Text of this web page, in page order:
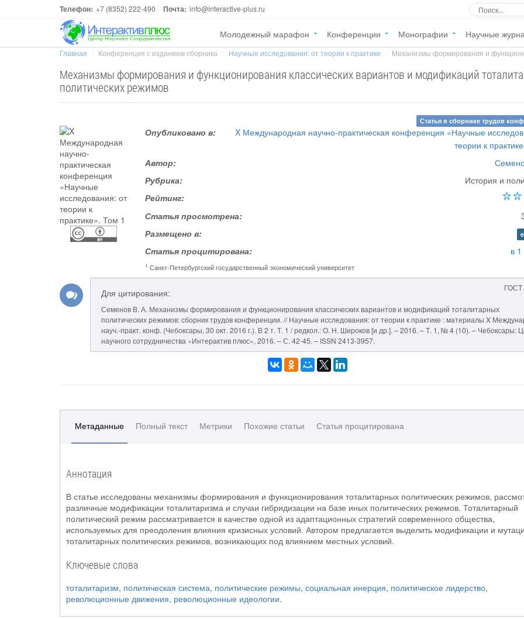
Телефон: +7 (8352) 222-490 Почта: info@interactive-plus.ru
Молодежный марафон Конференции Монографии Научные
Главная Конференция с изданием сборника Научные исследования: от теории к практике Механизмы формирования и
Механизмы формирования и функционирования классических вариантов и модификаций
политических режимов
Статья в сборнике трудов
Опубликовано в:
X Международная научно-практическая конференция «Научные
теории к
Автор:
Рубрика:
История и
Рейтинг:
Статья просмотрена:
Размещено в:
Статья процитирована: в
1 Санкт-Петербургский государственный экономический университет
ГОСТ
Для цитирования:
Семенов В. А. Механизмы формирования и функционирования классических вариантов и модификаций тоталитарных
политических режимов: сборник трудов конференции. // Научные исследования: от теории к практике : материалы X
науч.-практ. конф. (Чебоксары, 30 окт. 2016 г.). В 2 т. Т. 1 / редкол.: О. Н. Широков [и др.]. – 2016. – Т. 1, № 4 (10). – Чебоксары:
научного сотрудничества «Интерактив плюс», 2016. – С. 42-45. – ISSN 2413-3957.
Метаданные Полный текст Метрики Похожие статьи Статья процитирована
Аннотация
В статье исследованы механизмы формирования и функционирования тоталитарных политических режимов,
различные модификации тоталитаризма и случаи гибридизации на базе иных политических режимов. Тоталитарный
политический режим рассматривается в качестве одной из адаптационных стратегий современного общества,
используемых для преодоления влияния кризисных условий. Автором предлагается выделить модификации и
тоталитарных политических режимов, возникающих под влиянием местных условий.
Ключевые слова
тоталитаризм, политическая система, политические режимы, социальная инерция, политическое лидерство,
революционные движения, революционные идеологии.